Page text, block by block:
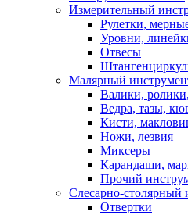
Измерительный
Рулетки,
Уровни,
Отвесы
Малярный
Валики,
Ведра, тазы,
Кисти,
Ножи, лезвия
Миксеры
Карандаши,
Прочий
Слесарно-столярный
Отвертки